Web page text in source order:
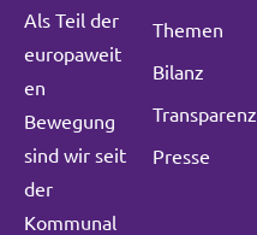
Als Teil der
europaweit
en
Bewegung
sind wir seit
der
Kommunal
Themen
Bilanz
Transparenz
Presse